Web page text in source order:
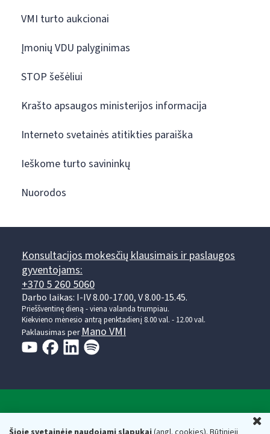
VMI turto aukcionai
Įmonių VDU palyginimas
STOP šešėliui
Krašto apsaugos ministerijos informacija
Interneto svetainės atitikties paraiška
Ieškome turto savininkų
Nuorodos
Konsultacijos mokesčių klausimais ir paslaugos
gyventojams:
+370 5 260 5060
Darbo laikas: I-IV 8.00-17.00, V 8.00-15.45.
Prieššventinę dieną - viena valanda trumpiau.
Kiekvieno mėnesio antrą penktadienį 8.00 val. - 12.00 val.
Paklausimas per Mano VMI